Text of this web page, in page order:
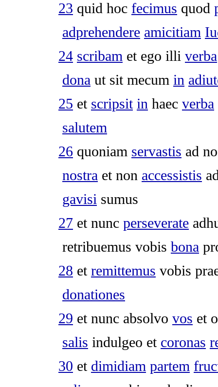
23 quid hoc fecimus quod
adprehendere amicitiam
24 scribam et ego illi verba
dona ut sit mecum in
25 et scripsit in haec verba
salutem
26 quoniam servastis ad
nostra et non accessistis
gavisi sumus
27 et nunc perseverate
retribuemus vobis bona
28 et remittemus vobis
donationes
29 et nunc absolvo vos et
salis indulgeo et coronas
30 et dimidiam partem